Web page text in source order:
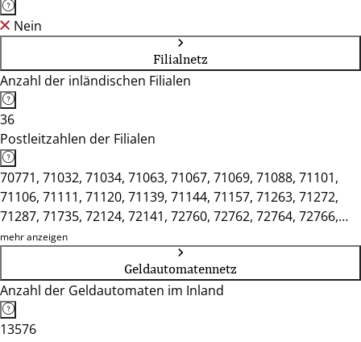
Nein
Filialnetz
Anzahl der inländischen Filialen
36
Postleitzahlen der Filialen
70771, 71032, 71034, 71063, 71067, 71069, 71088, 71101,
71106, 71111, 71120, 71139, 71144, 71157, 71263, 71272,
71287, 71735, 72124, 72141, 72760, 72762, 72764, 72766,
72768, 72770, 72793, 72800, 72805, 72810, 72827, 72829,
mehr anzeigen
Geldautomatennetz
Anzahl der Geldautomaten im Inland
13576